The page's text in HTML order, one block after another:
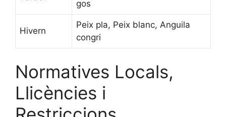
gos
Hivern
Peix pla, Peix blanc, Anguila
congri
Normatives Locals,
Llicències i